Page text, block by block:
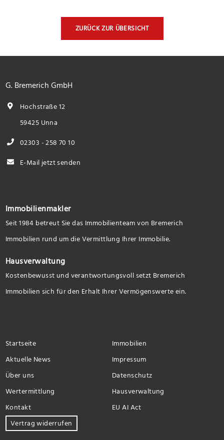
ZURÜCK ZUR ÜBERSICHT
G. Bremerich GmbH
Hochstraße 12
59425 Unna
02303 - 258 70 10
E-Mail jetzt senden
Immobilienmakler
Seit 1984 betreut Sie das Immobilienteam von Bremerich
Immobilien rund um die Vermittlung Ihrer Immobilie.
Hausverwaltung
Kostenbewusst und verantwortungsvoll setzt Bremerich
Immobilien sich für den Erhalt Ihrer Vermögenswerte ein.
Startseite
Immobilien
Aktuelle News
Impressum
Über uns
Datenschutz
Wertermittlung
Hausverwaltung
Kontakt
EU AI Act
Vertrag widerrufen